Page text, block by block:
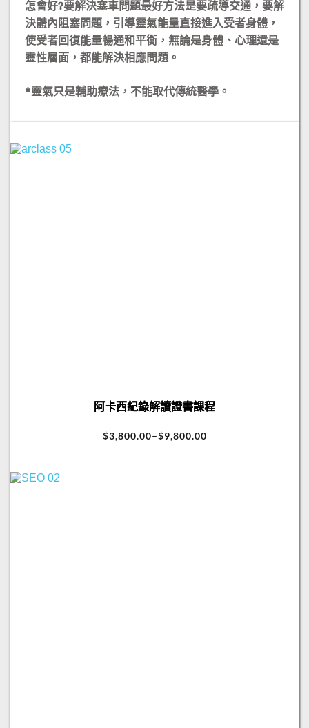
怎會好?要解決塞車問題最好方法是要疏導交通，要解
決體內阻塞問題，引導靈氣能量直接進入受者身體，
使受者回復能量暢通和平衡，無論是身體、心理還是
靈性層面，都能解決相應問題。
*​靈氣只是輔助療法，不能取代傳統醫學。
阿卡西紀錄解讀證書課程
$3,800.00–$9,800.00